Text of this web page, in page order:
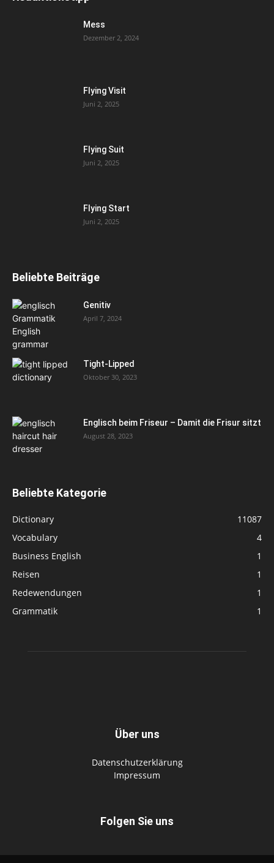
Mess
Dezember 2, 2024
Flying Visit
Juni 2, 2025
Flying Suit
Juni 2, 2025
Flying Start
Juni 2, 2025
Beliebte Beiträge
Genitiv
April 7, 2024
Tight-Lipped
Oktober 30, 2023
Englisch beim Friseur – Damit die Frisur sitzt
August 28, 2023
Beliebte Kategorie
Dictionary
11087
Vocabulary
4
Business English
1
Reisen
1
Redewendungen
1
Grammatik
1
Über uns
Datenschutzerklärung
Impressum
Folgen Sie uns